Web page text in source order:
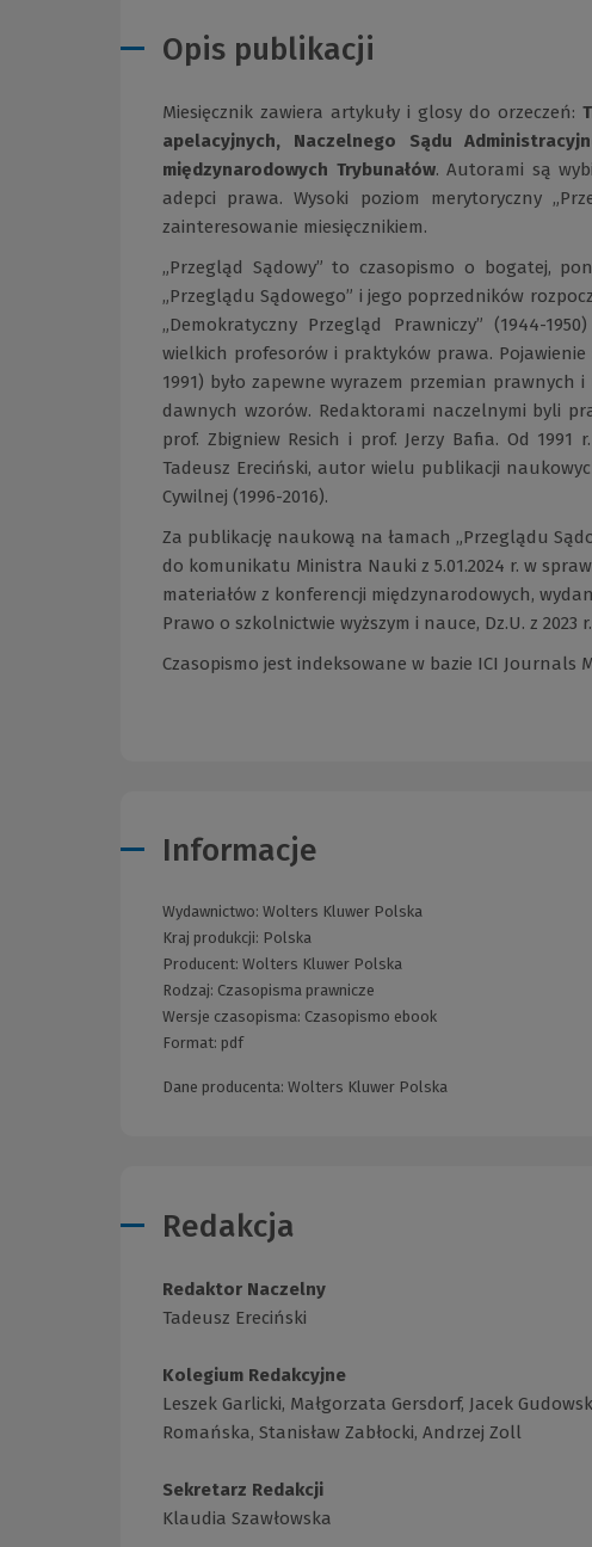
Opis publikacji
Miesięcznik zawiera artykuły i glosy do orzeczeń:
apelacyjnych, Naczelnego Sądu
międzynarodowych Trybunałów. Autorami są
adepci prawa. Wysoki poziom merytoryczny
zainteresowanie miesięcznikiem.
„Przegląd Sądowy” to czasopismo o bogatej,
„Przeglądu Sądowego” i jego poprzedników
„Demokratyczny Przegląd Prawniczy” (1944-
wielkich profesorów i praktyków prawa.
1991) było zapewne wyrazem przemian
dawnych wzorów. Redaktorami naczelnymi byli
prof. Zbigniew Resich i prof. Jerzy Bafia. Od
Tadeusz Ereciński, autor wielu publikacji
Cywilnej (1996-2016).
Za publikację naukową na łamach „Przeglądu
do komunikatu Ministra Nauki z 5.01.2024 r. w
materiałów z konferencji międzynarodowych,
Prawo o szkolnictwie wyższym i nauce, Dz.U. z 2023
Czasopismo jest indeksowane w bazie ICI Journals
Informacje
Wydawnictwo: Wolters Kluwer Polska
Kraj produkcji: Polska
Producent: Wolters Kluwer Polska
Rodzaj: Czasopisma prawnicze
Wersje czasopisma: Czasopismo ebook
Format: pdf
Dane producenta: Wolters Kluwer Polska
Redakcja
Redaktor Naczelny
Tadeusz Ereciński
Kolegium Redakcyjne
Leszek Garlicki, Małgorzata Gersdorf, Jacek
Romańska, Stanisław Zabłocki, Andrzej Zoll
Sekretarz Redakcji
Klaudia Szawłowska